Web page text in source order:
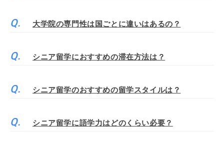
大学院の専門性は国ごとに違いはあるの？
シニア留学におすすめの滞在方法は？
シニア留学のおすすめの留学スタイルは？
シニア留学に語学力はどのくらい必要？